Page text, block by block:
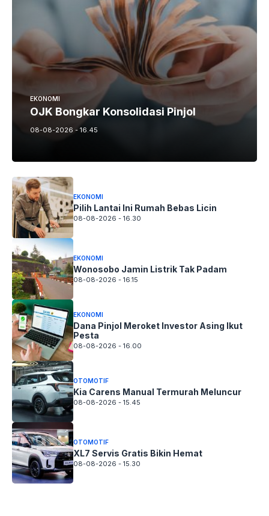
EKONOMI
OJK Bongkar Konsolidasi Pinjol
08-08-2026 - 16.45
EKONOMI
Pilih Lantai Ini Rumah Bebas Licin
08-08-2026 - 16.30
EKONOMI
Wonosobo Jamin Listrik Tak Padam
08-08-2026 - 16.15
EKONOMI
Dana Pinjol Meroket Investor Asing Ikut
Pesta
08-08-2026 - 16.00
OTOMOTIF
Kia Carens Manual Termurah Meluncur
08-08-2026 - 15.45
OTOMOTIF
XL7 Servis Gratis Bikin Hemat
08-08-2026 - 15.30